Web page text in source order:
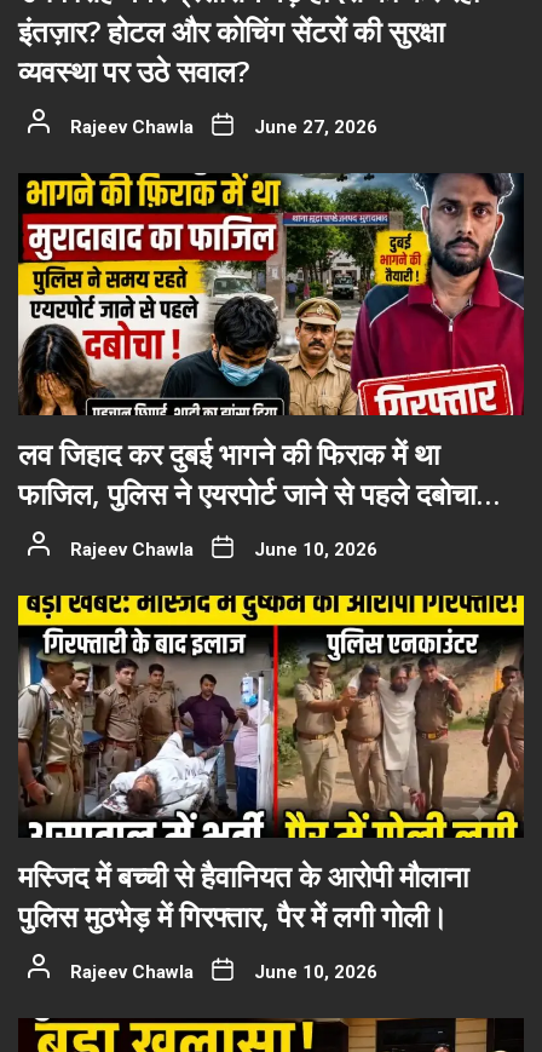
इंतज़ार? होटल और कोचिंग सेंटरों की सुरक्षा
व्यवस्था पर उठे सवाल?
Rajeev Chawla June 27, 2026
लव जिहाद कर दुबई भागने की फिराक में था
फाजिल, पुलिस ने एयरपोर्ट जाने से पहले दबोचा…
Rajeev Chawla June 10, 2026
मस्जिद में बच्ची से हैवानियत के आरोपी मौलाना
पुलिस मुठभेड़ में गिरफ्तार, पैर में लगी गोली।
Rajeev Chawla June 10, 2026